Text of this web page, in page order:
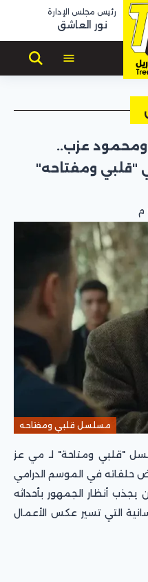
رئيس مجلس الإدارة
نور العاشق
ومحمود عزب..
"قلبي ومفتاحه"
مسلسل قلبي ومفتاحه
"قلبي ومتاحة" لـ مي عز
حلقاته في الموسم الدرامي
أنظار الجمهور بأحداثه
التي تسير عكس الأعمال